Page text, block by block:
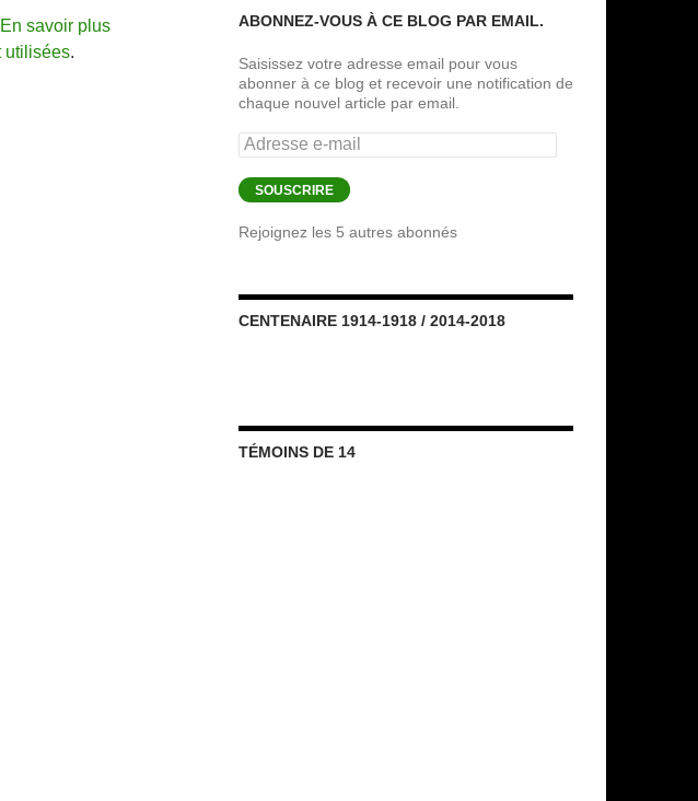
En savoir plus
utilisées.
ABONNEZ-VOUS À CE BLOG PAR EMAIL.
Saisissez votre adresse email pour vous
abonner à ce blog et recevoir une notification de
chaque nouvel article par email.
Adresse
e-
mail
SOUSCRIRE
Rejoignez les 5 autres abonnés
CENTENAIRE 1914-1918 / 2014-2018
TÉMOINS DE 14